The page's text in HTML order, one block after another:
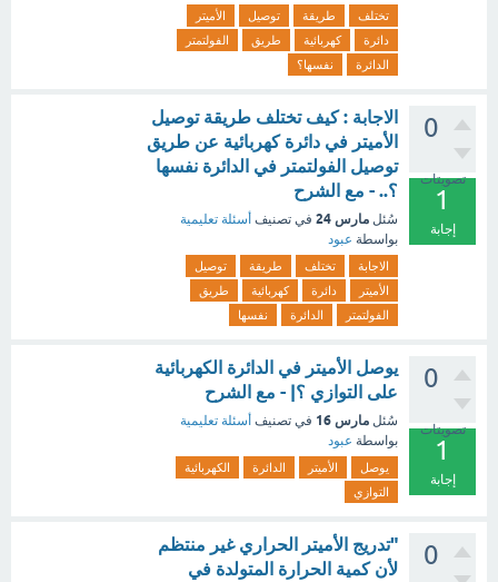
تختلف طريقة توصيل
الأميتر
دائرة
كهربائية طريق
الفولتمتر
الدائرة
نفسها؟
0
تصويتات
1
إجابة
الاجابة : كيف تختلف طريقة توصيل
الأميتر في دائرة كهربائية عن طريق
توصيل الفولتمتر في الدائرة نفسها
؟.. - مع الشرح
سُئل مارس 24 في تصنيف أسئلة تعليمية
بواسطة عبود
الاجابة تختلف طريقة
توصيل
الأميتر
دائرة كهربائية
طريق
الفولتمتر
الدائرة نفسها
0
تصويتات
1
إجابة
يوصل الأميتر في الدائرة الكهربائية
على التوازي ؟| - مع الشرح
سُئل مارس 16 في تصنيف أسئلة تعليمية
بواسطة عبود
يوصل الأميتر الدائرة
الكهربائية
التوازي
0
"تدريج الأميتر الحراري غير منتظم
لأن كمية الحرارة المتولدة في